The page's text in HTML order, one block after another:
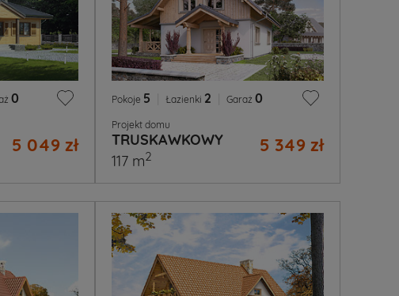
0
5 049 zł
Pokoje 5 Łazienki 2 Garaż 0
Projekt domu
TRUSKAWKOWY 5 349 zł
117 m2